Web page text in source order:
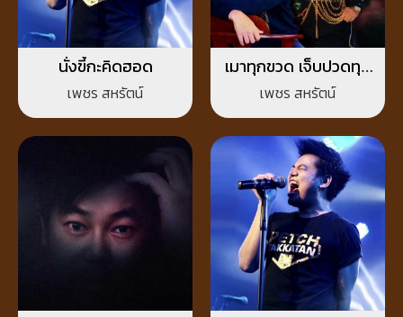
นั่งขี้กะคิดฮอด
เพชร สหรัตน์
เมาทุกขวด เจ็บปวดทุก
เพลง
เพชร สหรัตน์